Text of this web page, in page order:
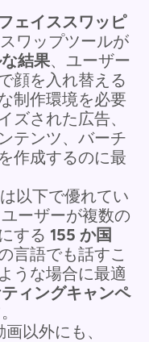
ェイススワッピ
ワップツールが
結果、ユーザー
顔を入れ替える
制作環境を必要
ズされた広告、
テンツ、バーチ
作成するのに最
以下で優れてい
ーザーが複数の
する 155 か国
言語でも話すこ
うな場合に最適
ィングキャンペ
画以外にも、